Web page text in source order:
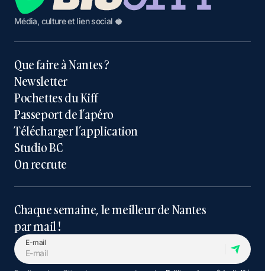
Média, culture et lien social 🥥
Que faire à Nantes ?
Newsletter
Pochettes du Kiff
Passeport de l’apéro
Télécharger l’application
Studio BC
On recrute
Chaque semaine, le meilleur de Nantes
par mail !
E-mail